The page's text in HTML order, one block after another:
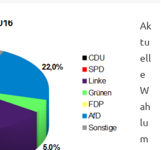
Ak
tu
ell
e
W
ah
lu
m